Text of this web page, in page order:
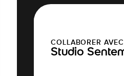
COLLABORER AVEC
Studio